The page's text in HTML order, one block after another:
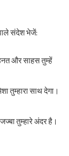
संदेश भेजें:
और साहस तुम्हें
तुम्हारा साथ देगा।
तुम्हारे अंदर है।